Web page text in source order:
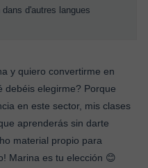
d'autres langues
y quiero convertirme en
debéis elegirme? Porque
en este sector, mis clases
aprenderás sin darte
material propio para